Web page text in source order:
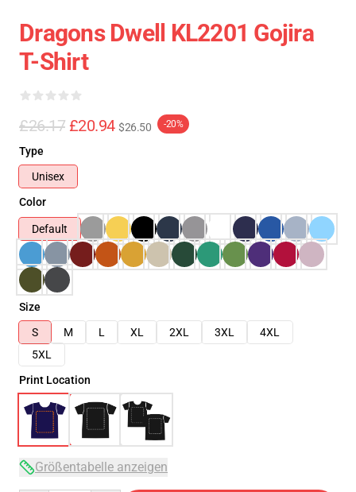
Dragons Dwell KL2201 Gojira
T-Shirt
£26.17 £20.94 $26.50 -20%
Type
Unisex
Color
Default
Size
S
M L XL 2XL 3XL
4XL
5XL
Print Location
Größentabelle anzeigen